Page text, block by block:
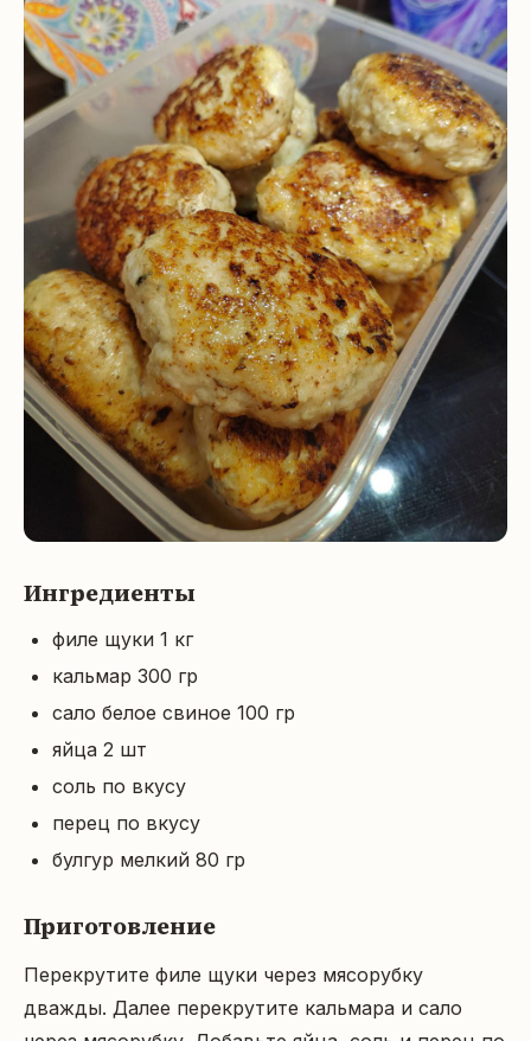
Ингредиенты
филе щуки 1 кг
кальмар 300 гр
сало белое свиное 100 гр
яйца 2 шт
соль по вкусу
перец по вкусу
булгур мелкий 80 гр
Приготовление
Перекрутите филе щуки через мясорубку
дважды. Далее перекрутите кальмара и сало